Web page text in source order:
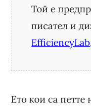
Той е
писател и
EfficiencyLab
Ето кои са